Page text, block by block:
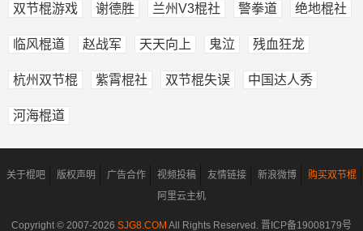
双节棍游戏 谢德胜 兰州V3棍社 警拳道 绝地棍社
临风棍道 赵战军 天天向上 鬼泣 残血狂龙
杭州双节棍 紫霄棍社 双节棍失误 中国达人秀
河海棍道
关于棍吧 版权声明 广告合作 视频投稿 友情链接 新浪微博
购买双节棍
阿里云主机
Copyright © 2007-2026 SJG8.COM All Rights Reserved. 晋ICP备19008179号